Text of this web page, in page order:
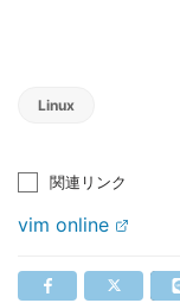
Linux
関連リンク
vim online